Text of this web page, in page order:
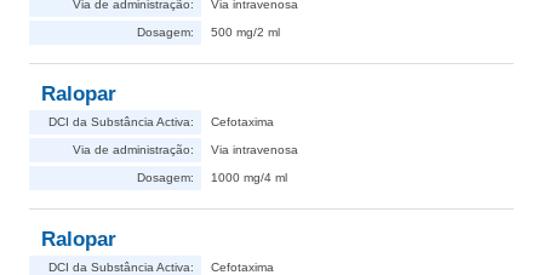
Via de administração: Via intravenosa
Dosagem: 500 mg/2 ml
Ralopar
DCI da Substância Activa: Cefotaxima
Via de administração: Via intravenosa
Dosagem: 1000 mg/4 ml
Ralopar
DCI da Substância Activa: Cefotaxima